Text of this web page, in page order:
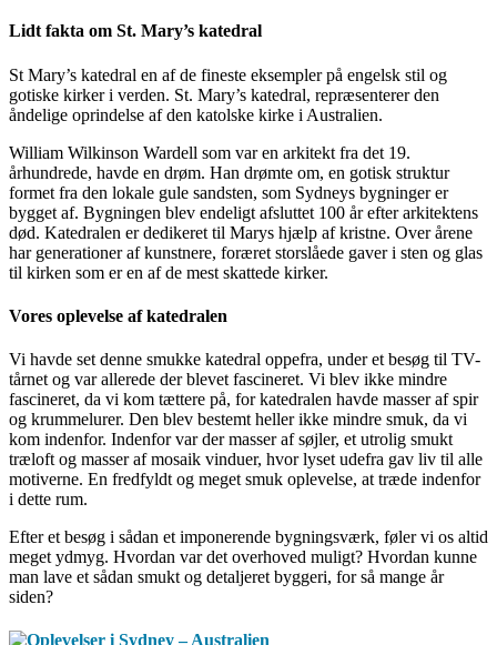
Lidt fakta om St. Mary’s katedral
St Mary’s katedral en af de fineste eksempler på engelsk stil og
gotiske kirker i verden. St. Mary’s katedral, repræsenterer den
åndelige oprindelse af den katolske kirke i Australien.
William Wilkinson Wardell som var en arkitekt fra det 19.
århundrede, havde en drøm. Han drømte om, en gotisk struktur
formet fra den lokale gule sandsten, som Sydneys bygninger er
bygget af. Bygningen blev endeligt afsluttet 100 år efter arkitektens
død. Katedralen er dedikeret til Marys hjælp af kristne. Over årene
har generationer af kunstnere, foræret storslåede gaver i sten og glas
til kirken som er en af de mest skattede kirker.
Vores oplevelse af katedralen
Vi havde set denne smukke katedral oppefra, under et besøg til TV-
tårnet og var allerede der blevet fascineret. Vi blev ikke mindre
fascineret, da vi kom tættere på, for katedralen havde masser af spir
og krummelurer. Den blev bestemt heller ikke mindre smuk, da vi
kom indenfor. Indenfor var der masser af søjler, et utrolig smukt
træloft og masser af mosaik vinduer, hvor lyset udefra gav liv til alle
motiverne. En fredfyldt og meget smuk oplevelse, at træde indenfor
i dette rum.
Efter et besøg i sådan et imponerende bygningsværk, føler vi os altid
meget ydmyg. Hvordan var det overhoved muligt? Hvordan kunne
man lave et sådan smukt og detaljeret byggeri, for så mange år
siden?